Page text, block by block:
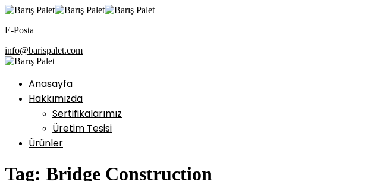
E-Posta
info@barispalet.com
Anasayfa
Hakkımızda
Sertifikalarımız
Üretim Tesisi
Ürünler
Tag: Bridge Construction